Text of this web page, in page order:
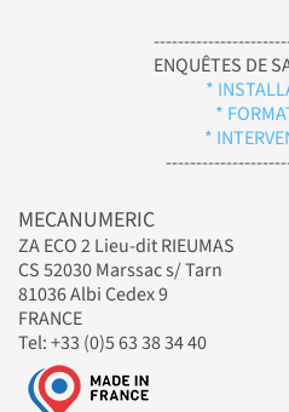
ENQUÊTES DE
*
*
*
MECANUMERIC
ZA ECO 2 Lieu-dit RIEUMAS
CS 52030 Marssac s/ Tarn
81036 Albi Cedex 9
FRANCE
Tel: +33 (0)5 63 38 34 40